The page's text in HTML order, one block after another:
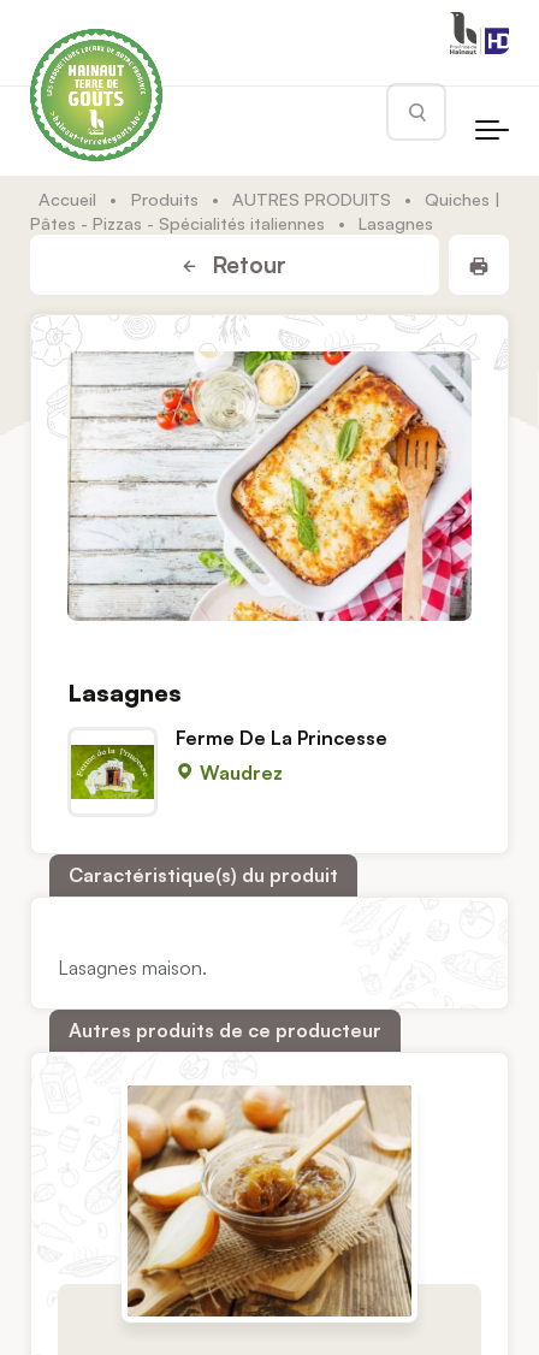
Rechercher
Accueil • Produits • AUTRES PRODUITS •
Quiches |
Pâtes - Pizzas - Spécialités italiennes
• Lasagnes
Retour
Lasagnes
Ferme De La Princesse
Waudrez
Caractéristique(s) du produit
Lasagnes maison.
Autres produits de ce producteur